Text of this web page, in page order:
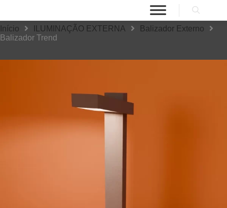
Início ILUMINAÇÃO EXTERNA
Balizador Externo
Balizador Trend